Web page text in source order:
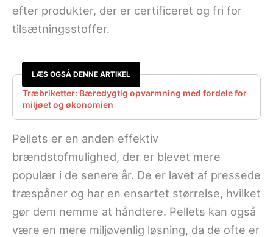
efter produkter, der er certificeret og fri for
tilsætningsstoffer.
LÆS OGSÅ DENNE ARTIKEL
Træbriketter: Bæredygtig opvarmning med fordele for
miljøet og økonomien
Pellets er en anden effektiv
brændstofmulighed, der er blevet mere
populær i de senere år. De er lavet af pressede
træspåner og har en ensartet størrelse, hvilket
gør dem nemme at håndtere. Pellets kan også
være en mere miljøvenlig løsning, da de ofte er